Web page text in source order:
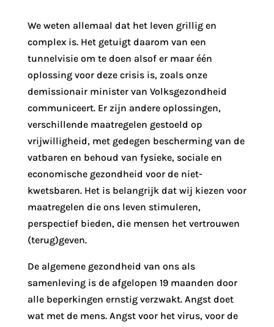
We weten allemaal dat het leven grillig en
complex is. Het getuigt daarom van een
tunnelvisie om te doen alsof er maar één
oplossing voor deze crisis is, zoals onze
demissionair minister van Volksgezondheid
communiceert. Er zijn andere oplossingen,
verschillende maatregelen gestoeld op
vrijwilligheid, met gedegen bescherming van de
vatbaren en behoud van fysieke, sociale en
economische gezondheid voor de niet-
kwetsbaren. Het is belangrijk dat wij kiezen voor
maatregelen die ons leven stimuleren,
perspectief bieden, die mensen het vertrouwen
(terug)geven.
De algemene gezondheid van ons als
samenleving is de afgelopen 19 maanden door
alle beperkingen ernstig verzwakt. Angst doet
wat met de mens. Angst voor het virus, voor de